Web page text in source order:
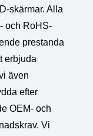
skärmar. Alla
och RoHS-
prestanda
erbjuda
även
efter
OEM- och
Vi